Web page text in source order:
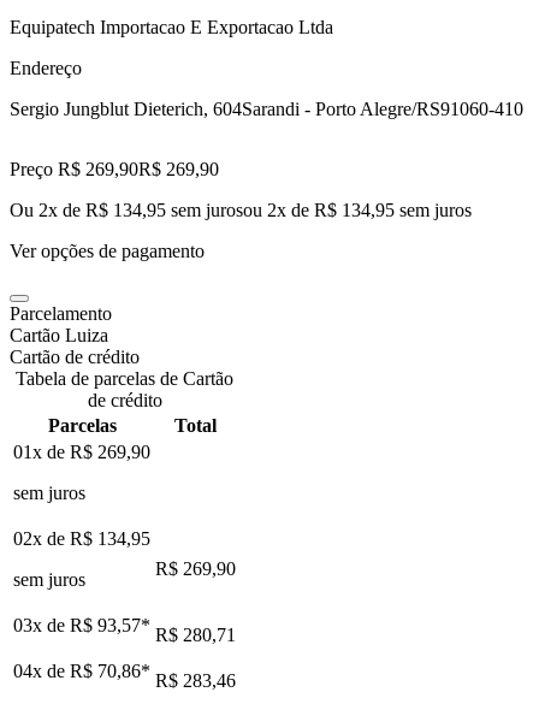
Equipatech Importacao E Exportacao Ltda
Endereço
Sergio Jungblut Dieterich, 604Sarandi - Porto Alegre/RS91060-410
Preço R$ 269,90R$ 269,90
Ou 2x de R$ 134,95 sem jurosou 2x de R$ 134,95 sem juros
Ver opções de pagamento
Parcelamento
Cartão Luiza
Cartão de crédito
Tabela de parcelas de Cartão
de crédito
Parcelas
Total
01x de R$ 269,90
sem juros
02x de R$ 134,95
sem juros
R$ 269,90
03x de R$ 93,57* R$ 280,71
04x de R$ 70,86* R$ 283,46